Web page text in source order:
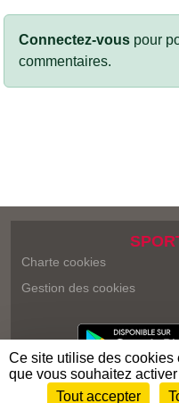
Connectez-vous pour
commentaires.
Charte cookies
Gestion des cookies
Envie de participer ?
Ce site utilise des cookies
que vous souhaitez activer
Tout accepter